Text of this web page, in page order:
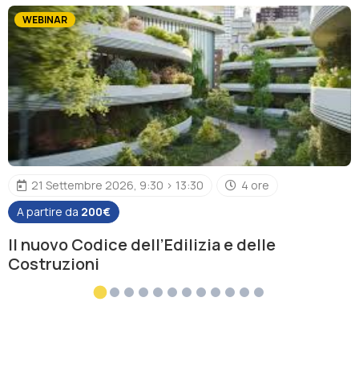
21 Settembre 2026, 9:30 > 13:30
4 ore
A partire da 200€
Il nuovo Codice dell’Edilizia e delle
Costruzioni
WEBINAR